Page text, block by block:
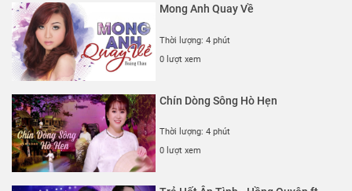
Mong Anh Quay Về
Thời lượng: 4 phút
0 lượt xem
Chín Dòng Sông Hò Hẹn
Thời lượng: 4 phút
0 lượt xem